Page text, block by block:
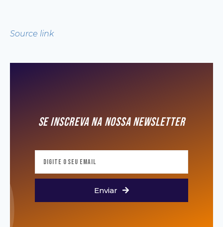
Source link
Se Inscreva Na Nossa Newsletter
Enviar